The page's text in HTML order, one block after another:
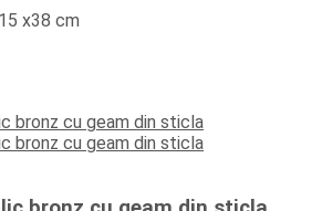
x38 cm